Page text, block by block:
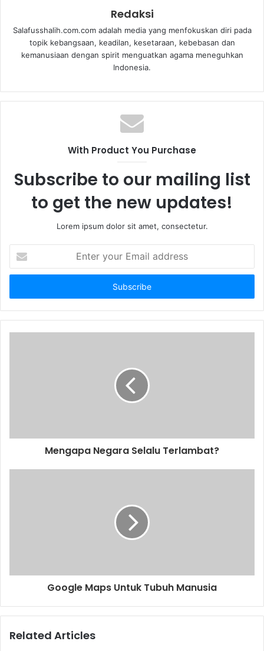
Redaksi
Salafusshalih.com.com adalah media yang menfokuskan diri pada
topik kebangsaan, keadilan, kesetaraan, kebebasan dan
kemanusiaan dengan spirit menguatkan agama meneguhkan
Indonesia.
With Product You Purchase
Subscribe to our mailing list
to get the new updates!
Lorem ipsum dolor sit amet, consectetur.
t
r
y
Mengapa Negara Selalu Terlambat?
Google Maps Untuk Tubuh Manusia
Related Articles